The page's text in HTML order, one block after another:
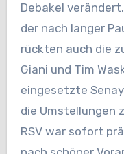
Debakel
der nach langer
rückten auch die
Giani und Tim
eingesetzte
die Umstellungen
RSV war sofort